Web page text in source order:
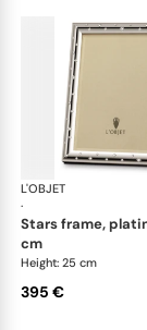
L'OBJET
·
stars frame, platinum 20x25
cm
Height: 25 cm
395 €